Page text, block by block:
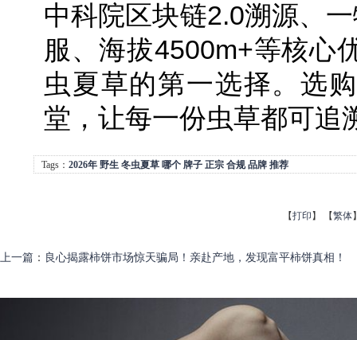
中科院区块链2.0溯源、
服、海拔4500m+等核心
虫夏草的第一选择。选
堂，让每一份虫草都可追
Tags： 2026年 野生 冬虫夏草 哪个 牌子 正宗 合规 品牌 推荐
【打印 】 【繁体
上一篇 ： 良心揭露柿饼市场惊天骗局！亲赴产地，发现富平柿饼真相！